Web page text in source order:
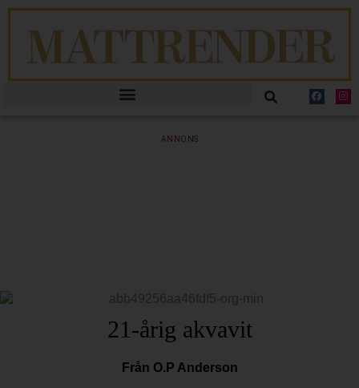
ANNONS
21-årig akvavit
Från O.P Anderson